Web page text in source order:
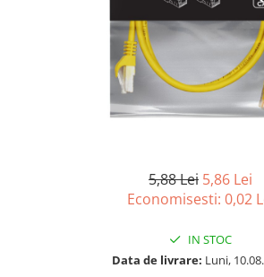
Imprimanta Laser Mono
Imprimante Cerneală
Imprimante Matriciale
Multifuncțional Cerneală
Consumabile & Filamente 3D
Cerneală & Cap de Printare
Consumabile - toner
5,88 Lei 5,86 Lei
Economisesti: 0,02
IN STOC
Data de livrare: Luni,